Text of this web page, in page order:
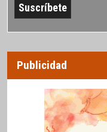
Publicidad